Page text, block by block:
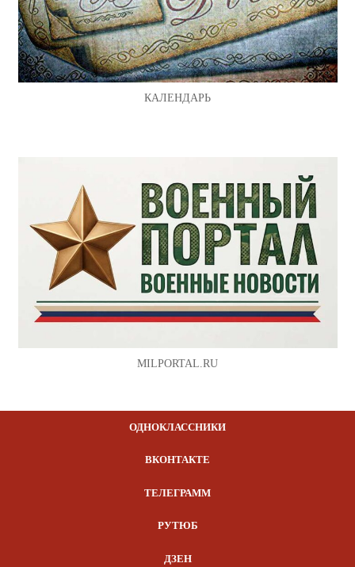
КАЛЕНДАРЬ
MILPORTAL.RU
ОДНОКЛАССНИКИ
ВКОНТАКТЕ
ТЕЛЕГРАММ
РУТЮБ
ДЗЕН